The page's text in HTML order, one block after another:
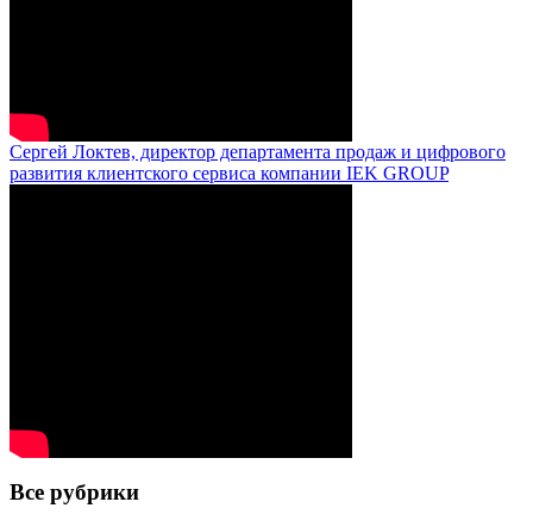
Сергей Локтев, директор департамента продаж и цифрового
развития клиентского сервиса компании IEK GROUP
Все рубрики